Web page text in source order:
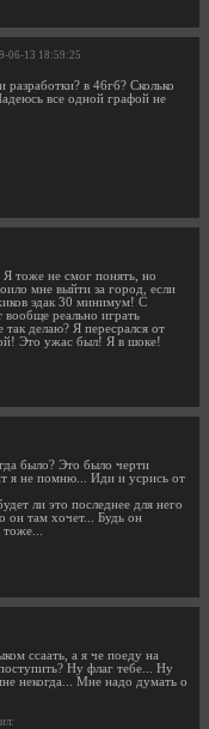
06-13 18:59:25
в 46гб? Сколько
все одной графой не
тоже не смог понять, но
мне выйти за город, если
эдак 30 минимум! С
вообще реально играть
делаю? Я пересрался от
Это ужас был! Я в шоке!
было? Это было черти
я не помню... Иди и усрись от
ли это последнее для него
он там хочет... Будь он
тоже...
ссаать, а я че поеду на
Ну флаг тебе... Ну
некогда... Мне надо думать о